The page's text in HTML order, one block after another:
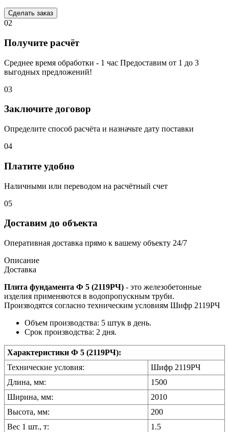
Сделать заказ
02
Получите расчёт
Среднее время обработки - 1 час Предоставим от 1 до 3
выгодных предложений!
03
Заключите договор
Определите способ расчёта и назначьте дату поставки
04
Платите удобно
Наличными или переводом на расчётный счет
05
Доставим до объекта
Оперативная доставка прямо к вашему объекту 24/7
Описание
Доставка
Плита фундамента Ф 5 (2119РЧ) - это железобетонные
изделия применяются в водопропускным труби.
Производятся согласно техническим условиям Шифр 2119РЧ
Объем производства: 5 штук в день.
Срок производства: 2 дня.
Характеристики Ф 5 (2119РЧ):
Технические условия:
Шифр 2119РЧ
Длина, мм:
1500
Ширина, мм:
2010
Высота, мм:
200
Вес 1 шт., т:
1.5